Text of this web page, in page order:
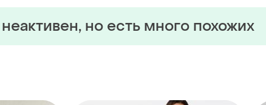
но есть много похожих